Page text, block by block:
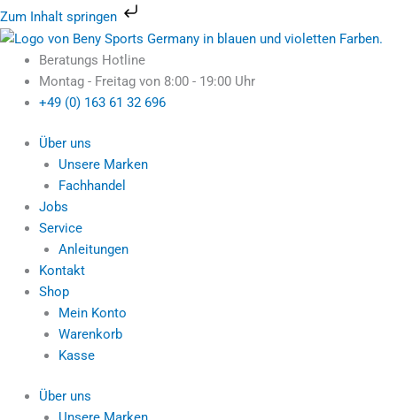
Zum Inhalt springen
Zum
Inhalt
springen
Beratungs Hotline
Montag - Freitag von 8:00 - 19:00 Uhr
+49 (0) 163 61 32 696
Über uns
Unsere Marken
Fachhandel
Jobs
Service
Anleitungen
Kontakt
Shop
Mein Konto
Warenkorb
Kasse
Über uns
Nach
sortiert: